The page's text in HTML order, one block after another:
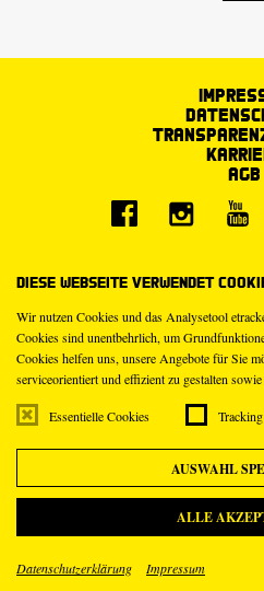
Diese Webseite verwendet
Wir nutzen Cookies und das Analysetool
Cookies sind unentbehrlich, um
Cookies helfen uns, unsere Angebote für Sie
serviceorientiert und effizient zu gestalten
Essentielle Cookies Tracking
AUSWAHL
ALLE
Datenschutzerklärung Impressum
AGB